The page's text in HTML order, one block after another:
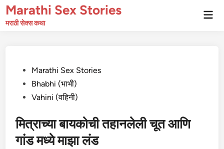
Skip
toMarathi Sex Stories
मराठी सेक्स कथा
PostedMarathi Sex Stories
Bhabhi (भाभी)
Vahini (वहिनी)
मित्राच्या बायकोची तहानलेली चूत आणि
गांड मध्ये माझा लंड